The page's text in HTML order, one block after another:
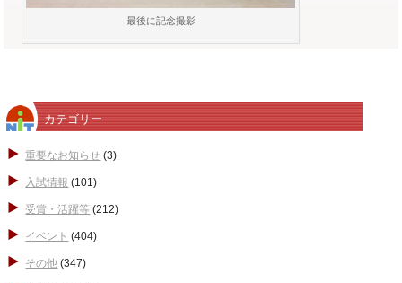
最後に記念撮影
カテゴリー
重要なお知らせ (3)
入試情報 (101)
受賞・活躍等 (212)
イベント (404)
その他 (347)